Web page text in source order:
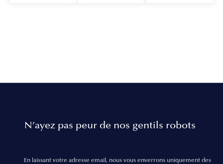
N’ayez pas peur de nos gentils robots
En laissant votre adresse email, nous vous enverrons uniquement des